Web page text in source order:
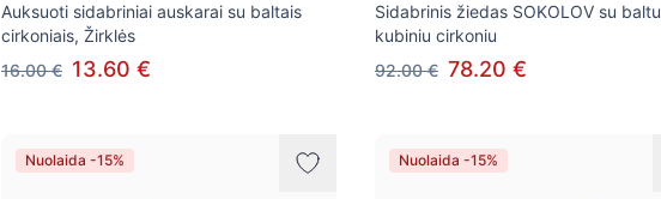
Auksuoti sidabriniai auskarai su baltais
cirkoniais, Žirklės
16.00 € 13.60 €
Sidabrinis žiedas SOKOLOV su baltu
kubiniu cirkoniu
92.00 € 78.20 €
Nuolaida -15% Nuolaida -15%